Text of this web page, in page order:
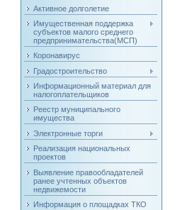
Активное долголетие
Имущественная поддержка
субъектов малого среднего
предпринимательства(МСП)
Коронавирус
Градостроительство
Информационный материал для
налогоплательщиков
Реестр муниципального
имущества
Электронные торги
Реализация национальных
проектов
Выявление правообладателей
ранее учтенных объектов
недвижемости
Информация о площадках ТКО